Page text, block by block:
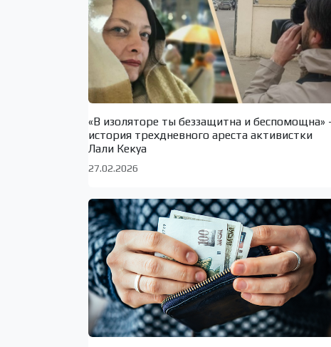
«В изоляторе ты беззащитна и беспомощна»
история трехдневного ареста активистки
Лали Кекуа
27.02.2026